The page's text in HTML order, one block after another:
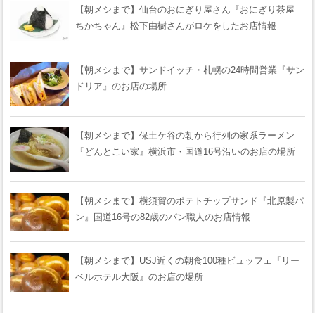
【朝メシまで】仙台のおにぎり屋さん『おにぎり茶屋
ちかちゃん』松下由樹さんがロケをしたお店情報
【朝メシまで】サンドイッチ・札幌の24時間営業『サン
ドリア』のお店の場所
【朝メシまで】保土ケ谷の朝から行列の家系ラーメン
『どんとこい家』横浜市・国道16号沿いのお店の場所
【朝メシまで】横須賀のポテトチップサンド『北原製パ
ン』国道16号の82歳のパン職人のお店情報
【朝メシまで】USJ近くの朝食100種ビュッフェ『リー
ベルホテル大阪』のお店の場所